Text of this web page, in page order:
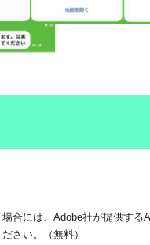
合には、Adobe社が提供する
さい。（無料）